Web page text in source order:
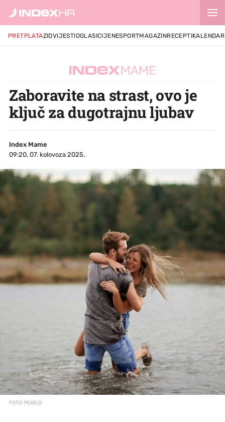
PRETPLATAZIDVIJESTIOGLASICIJENESPORTMAGAZINRECEPTIKALENDAR
Zaboravite na strast, ovo je
ključ za dugotrajnu ljubav
Index Mame
09:20, 07. kolovoza 2025.
FOTO: PEXELS